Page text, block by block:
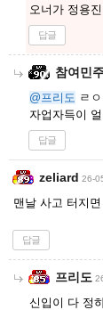
오너가 정용
답글
참여민
@프리도 ㄹ
자업자득이
답글
zeliard 26-
맨날 사고 터지
답글
프리도
신입이 다 정